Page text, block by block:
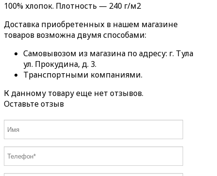
100% хлопок. Плотность — 240 г/м2
Доставка приобретенных в нашем магазине
товаров возможна двумя способами:
Самовывозом из магазина по адресу: г. Тула
ул. Прокудина, д. 3.
Транспортными компаниями.
К данному товару еще нет отзывов.
Оставьте отзыв